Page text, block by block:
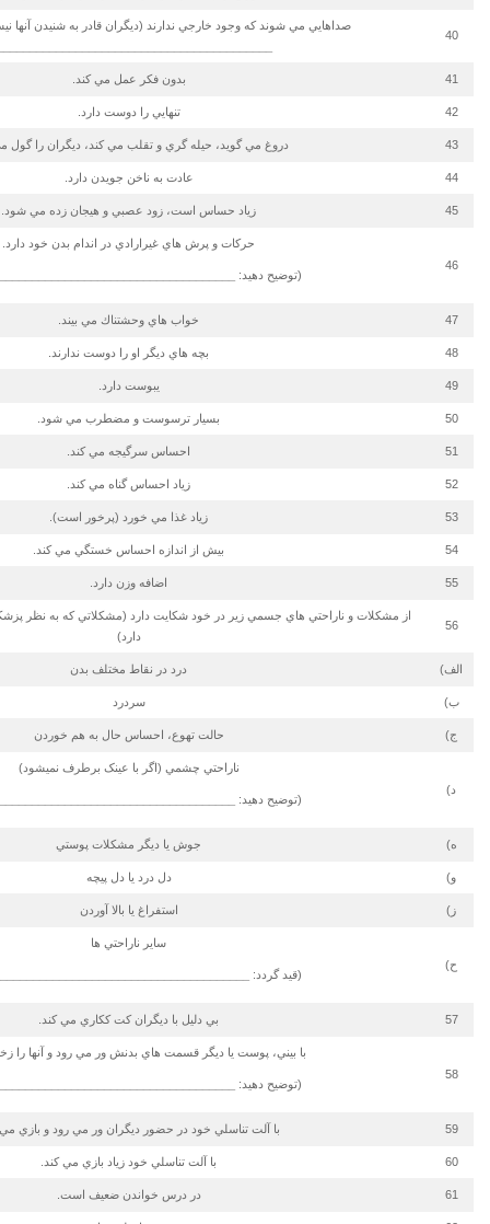
40
صداهايي مي شوند كه وجود خارجي ندارند (ديگران قادر به شنيدن آنها
41 بدون فكر عمل مي كند.
42 تنهايي را دوست دارد.
43 دروغ مي گويد، حيله گري و تقلب مي كند، ديگران را گول
44 عادت به ناخن جويدن دارد.
45 زياد حساس است، زود عصبي و هيجان زده مي شود.
46
حركات و پرش هاي غيرارادي در اندام بدن خود دارد.
(توضیح دهید:
47 خواب هاي وحشتناك مي بيند.
48 بچه هاي ديگر او را دوست ندارند.
49 يبوست دارد.
50 بسيار ترسوست و مضطرب مي شود.
51 احساس سرگيجه مي كند.
52 زياد احساس گناه مي كند.
53 زياد غذا مي خورد (پرخور است).
54 بيش از اندازه احساس خستگي مي كند.
55 اضافه وزن دارد.
56
از مشكلات و ناراحتي هاي جسمي زير در خود شكايت دارد (مشكلاتي كه به نظر
دارد)
الف) درد در نقاط مختلف بدن
ب) سردرد
ج) حالت تهوع، احساس حال به هم خوردن
د)
ناراحتي چشمي (اگر با عینک برطرف نمی­شود)
(توضیح دهید:
ه) جوش يا ديگر مشكلات پوستي
و) دل درد يا دل پيچه
ز) استفراغ يا بالا آوردن
ح)
ساير ناراحتي ها
(قيد گردد:
57 بي دليل با ديگران كت ككاري مي كند.
58
با بيني، پوست يا ديگر قسمت هاي بدنش ور مي رود و آن­ها را
(توضیح دهید:
59 با آلت تناسلي خود در حضور ديگران ور مي رود و بازي
60 با آلت تناسلي خود زياد بازي مي كند.
61 در درس خواندن ضعيف است.